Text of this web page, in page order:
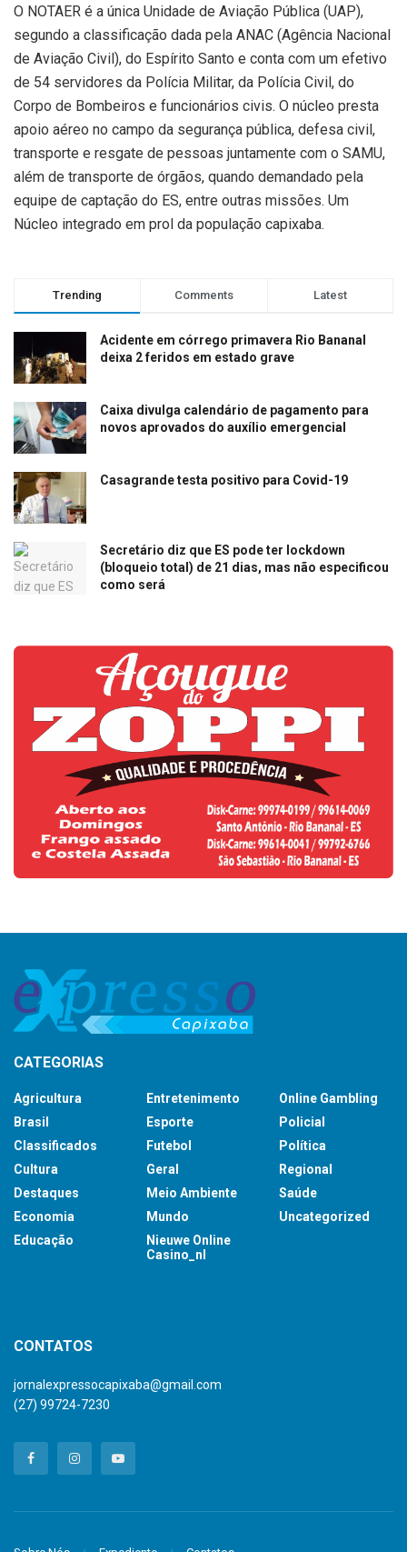
O NOTAER é a única Unidade de Aviação Pública (UAP),
segundo a classificação dada pela ANAC (Agência Nacional
de Aviação Civil), do Espírito Santo e conta com um efetivo
de 54 servidores da Polícia Militar, da Polícia Civil, do
Corpo de Bombeiros e funcionários civis. O núcleo presta
apoio aéreo no campo da segurança pública, defesa civil,
transporte e resgate de pessoas juntamente com o SAMU,
além de transporte de órgãos, quando demandado pela
equipe de captação do ES, entre outras missões. Um
Núcleo integrado em prol da população capixaba.
Trending Comments Latest
Acidente em córrego primavera Rio Bananal
deixa 2 feridos em estado grave
Caixa divulga calendário de pagamento para
novos aprovados do auxílio emergencial
Casagrande testa positivo para Covid-19
Secretário diz que ES pode ter lockdown
(bloqueio total) de 21 dias, mas não especificou
como será
CATEGORIAS
Agricultura
Brasil
Classificados
Cultura
Destaques
Economia
Educação
Entretenimento
Esporte
Futebol
Geral
Meio Ambiente
Mundo
Nieuwe Online
Casino_nl
Online Gambling
Policial
Política
Regional
Saúde
Uncategorized
CONTATOS
jornalexpressocapixaba@gmail.com
(27) 99724-7230